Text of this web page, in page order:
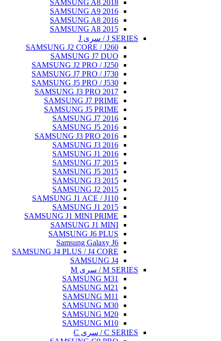
SAMSUNG A8 2018
SAMSUNG A9 2016
SAMSUNG A8 2016
SAMSUNG A8 2015
J SERIES / سری J
SAMSUNG J2 CORE / J260
SAMSUNG J7 DUO
SAMSUNG J2 PRO / J250
SAMSUNG J7 PRO / J730
SAMSUNG J5 PRO / J530
SAMSUNG J3 PRO 2017
SAMSUNG J7 PRIME
SAMSUNG J5 PRIME
SAMSUNG J7 2016
SAMSUNG J5 2016
SAMSUNG J3 PRO 2016
SAMSUNG J3 2016
SAMSUNG J1 2016
SAMSUNG J7 2015
SAMSUNG J5 2015
SAMSUNG J3 2015
SAMSUNG J2 2015
SAMSUNG J1 ACE / J110
SAMSUNG J1 2015
SAMSUNG J1 MINI PRIME
SAMSUNG J1 MINI
SAMSUNG J6 PLUS
Samsung Galaxy J6
SAMSUNG J4 PLUS / J4 CORE
SAMSUNG J4
M SERIES / سری M
SAMSUNG M31
SAMSUNG M21
SAMSUNG M11
SAMSUNG M30
SAMSUNG M20
SAMSUNG M10
C SERIES / سری C